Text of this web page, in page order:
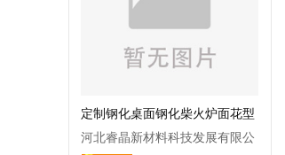
定制钢化桌面钢化柴火炉面花型
定制尺寸定制
河北睿晶新材料科技发展有限公